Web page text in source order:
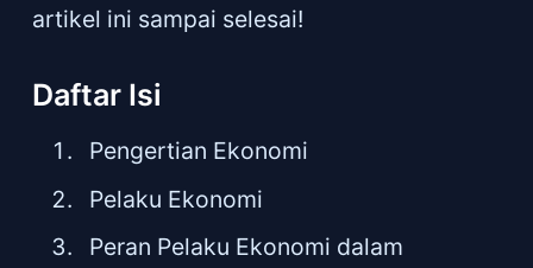
artikel ini sampai selesai!
Daftar Isi
Pengertian Ekonomi
Pelaku Ekonomi
Peran Pelaku Ekonomi dalam